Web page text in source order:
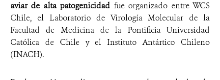
aviar de alta patogenicidad fue organizado entre WCS
Chile, el Laboratorio de Virología Molecular de la
Facultad de Medicina de la Pontificia Universidad
Católica de Chile y el Instituto Antártico Chileno
(INACH).